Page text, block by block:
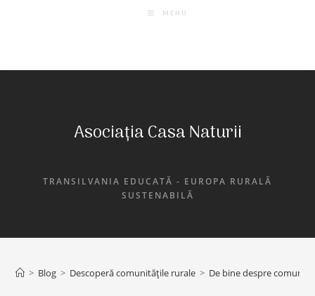
MENU
Asociația Casa Naturii
TRANSILVANIA EDUCATĂ - EUROPA RURALĂ
SUSTENABILĂ
> Blog > Descoperă comunitățile rurale > De bine despre